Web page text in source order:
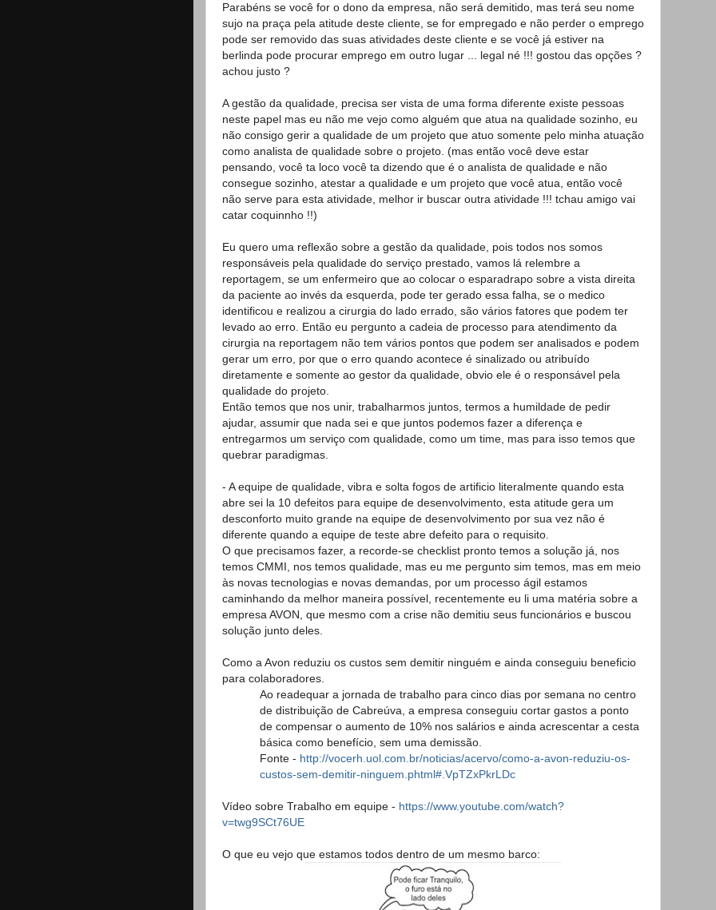
Parabéns se você for o dono da empresa, não será demitido, mas terá seu nome
sujo na praça pela atitude deste cliente, se for empregado e não perder o emprego
pode ser removido das suas atividades deste cliente e se você já estiver na
berlinda pode procurar emprego em outro lugar ... legal né !!! gostou das opções ?
achou justo ?
A gestão da qualidade, precisa ser vista de uma forma diferente existe pessoas
neste papel mas eu não me vejo como alguém que atua na qualidade sozinho, eu
não consigo gerir a qualidade de um projeto que atuo somente pelo minha atuação
como analista de qualidade sobre o projeto. (mas então você deve estar
pensando, você ta loco você ta dizendo que é o analista de qualidade e não
consegue sozinho, atestar a qualidade e um projeto que você atua, então você
não serve para esta atividade, melhor ir buscar outra atividade !!! tchau amigo vai
catar coquinnho !!)
Eu quero uma reflexão sobre a gestão da qualidade, pois todos nos somos
responsáveis pela qualidade do serviço prestado, vamos lá relembre a
reportagem, se um enfermeiro que ao colocar o esparadrapo sobre a vista direita
da paciente ao invés da esquerda, pode ter gerado essa falha, se o medico
identificou e realizou a cirurgia do lado errado, são vários fatores que podem ter
levado ao erro. Então eu pergunto a cadeia de processo para atendimento da
cirurgia na reportagem não tem vários pontos que podem ser analisados e podem
gerar um erro, por que o erro quando acontece é sinalizado ou atribuído
diretamente e somente ao gestor da qualidade, obvio ele é o responsável pela
qualidade do projeto.
Então temos que nos unir, trabalharmos juntos, termos a humildade de pedir
ajudar, assumir que nada sei e que juntos podemos fazer a diferença e
entregarmos um serviço com qualidade, como um time, mas para isso temos que
quebrar paradigmas.
- A equipe de qualidade, vibra e solta fogos de artificio literalmente quando esta
abre sei la 10 defeitos para equipe de desenvolvimento, esta atitude gera um
desconforto muito grande na equipe de desenvolvimento por sua vez não é
diferente quando a equipe de teste abre defeito para o requisito.
O que precisamos fazer, a recorde-se checklist pronto temos a solução já, nos
temos CMMI, nos temos qualidade, mas eu me pergunto sim temos, mas em meio
às novas tecnologias e novas demandas, por um processo ágil estamos
caminhando da melhor maneira possível, recentemente eu li uma matéria sobre a
empresa AVON, que mesmo com a crise não demitiu seus funcionários e buscou
solução junto deles.
Como a Avon reduziu os custos sem demitir ninguém e ainda conseguiu beneficio
para colaboradores.
Ao readequar a jornada de trabalho para cinco dias por semana no centro
de distribuição de Cabreúva, a empresa conseguiu cortar gastos a ponto
de compensar o aumento de 10% nos salários e ainda acrescentar a cesta
básica como benefício, sem uma demissão.
Fonte - http://vocerh.uol.com.br/noticias/acervo/como-a-avon-reduziu-os-
custos-sem-demitir-ninguem.phtml#.VpTZxPkrLDc
Vídeo sobre Trabalho em equipe - https://www.youtube.com/watch?
v=twg9SCt76UE
O que eu vejo que estamos todos dentro de um mesmo barco: